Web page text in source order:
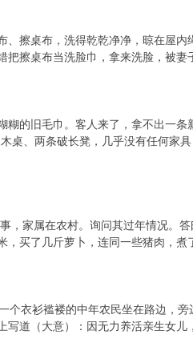
擦桌布，洗得乾乾净净，晾在屋内
擦桌布当洗脸巾，拿来洗脸，被
旧毛巾。客人来了，拿不出一条
桌、两条破长凳，几乎没有任何家
家属在农村。询问其过年情况。
买了几斤萝卜，连同一些猪肉，煮
衣衫褴褛的中年农民坐在路边，旁
道（大意）：因无力养活亲生女儿